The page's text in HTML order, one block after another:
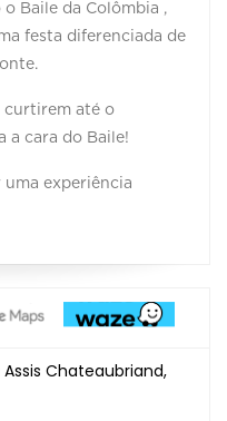
Baile da Colômbia ,
festa diferenciada de
curtirem até o
a cara do Baile!
uma experiência
Chateaubriand,